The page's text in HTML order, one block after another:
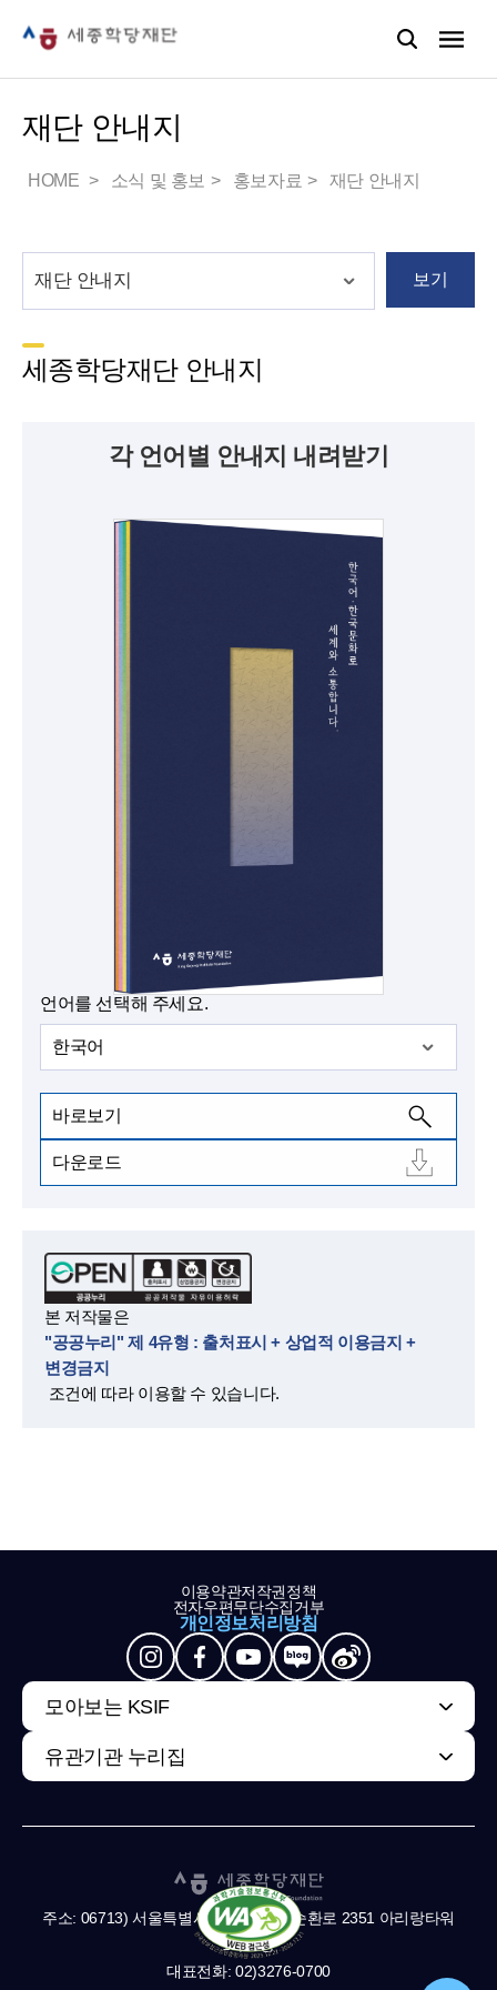
재단 안내지
HOME 소식 및 홍보 홍보자료 재단 안내지
보기
세종학당재단 안내지
각 언어별 안내지 내려받기
언어를 선택해 주세요.
한국어
바로보기
다운로드
본 저작물은
"공공누리" 제 4유형 : 출처표시 + 상업적 이용금지 +
변경금지
조건에 따라 이용할 수 있습니다.
이용약관저작권정책
전자우편무단수집거부
개인정보처리방침
모아보는 KSIF
유관기관 누리집
주소: 06713) 서울특별시 서초구 남부순환로 2351 아리랑타워
11,13층
대표전화: 02)3276-0700